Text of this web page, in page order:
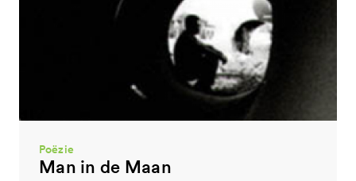
MAD emergent art centre
Poëzie
Man in de Maan